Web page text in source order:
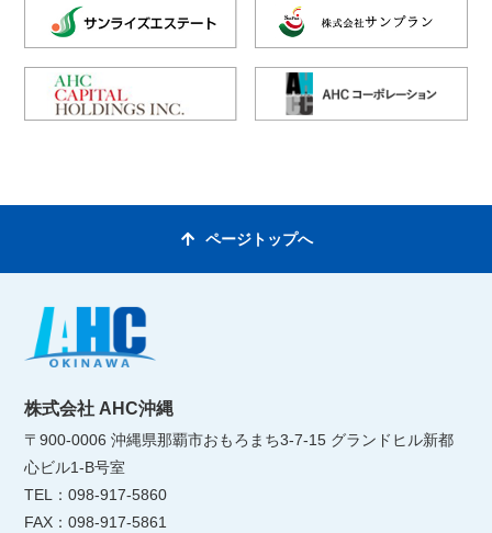
ページトップへ
株式会社 AHC沖縄
〒900-0006 沖縄県那覇市おもろまち3-7-15 グランドヒル新都
心ビル1-B号室
TEL：098-917-5860
FAX：098-917-5861